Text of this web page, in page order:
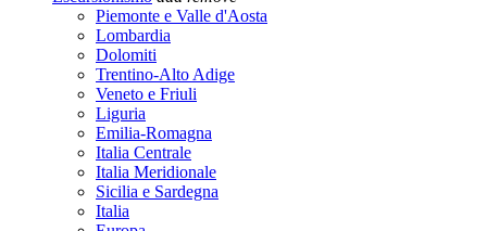
Piemonte e Valle d'Aosta
Lombardia
Dolomiti
Trentino-Alto Adige
Veneto e Friuli
Liguria
Emilia-Romagna
Italia Centrale
Italia Meridionale
Sicilia e Sardegna
Italia